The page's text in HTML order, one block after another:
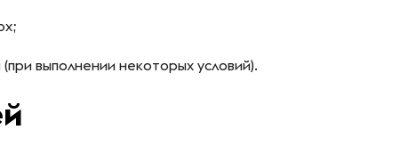
выполнении некоторых условий).